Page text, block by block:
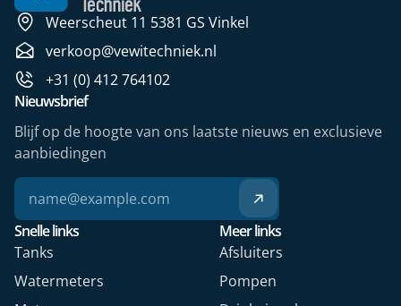
Weerscheut 11 5381 GS Vinkel
verkoop@vewitechniek.nl
+31 (0) 412 764102
Snelle links
Tanks
Watermeters
Meer links
Afsluiters
Pompen
Nieuwsbrief
Blijf op de hoogte van ons laatste nieuws en exclusieve
aanbiedingen